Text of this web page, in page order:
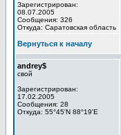
Зарегистрирован:
08.07.2005
Сообщения: 326
Откуда: Саратовская область
Вернуться к началу
andrey$
свой
Зарегистрирован:
17.02.2005
Сообщения: 28
Откуда: 55°45'N 88°19'E